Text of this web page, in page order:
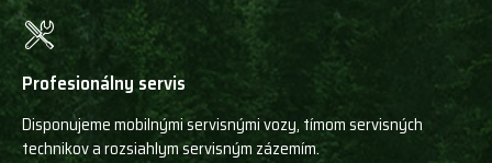
Profesionálny servis
Disponujeme mobilnými servisnými vozy, tímom servisných
technikov a rozsiahlym servisným zázemím.